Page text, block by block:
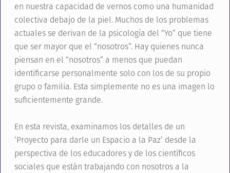
en nuestra capacidad de vernos como una humanidad
colectiva debajo de la piel. Muchos de los problemas
actuales se derivan de la psicología del “Yo” que tiene
que ser mayor que el “nosotros”. Hay quienes nunca
piensan en el “nosotros” a menos que puedan
identificarse personalmente solo con los de su propio
grupo o familia. Esta simplemente no es una imagen lo
suficientemente grande.
En esta revista, examinamos los detalles de un
‘Proyecto para darle un Espacio a la Paz’ desde la
perspectiva de los educadores y de los científicos
sociales que están trabajando con nosotros a la